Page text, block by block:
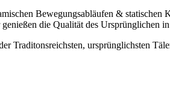
Bewegungsabläufen &
die Qualität des Ursprünglichen
ursprünglichsten